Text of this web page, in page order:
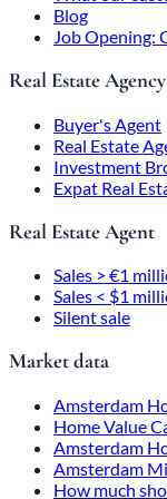
Blog
Job Opening:
Real Estate Agency
Buyer's Agent
Real Estate
Investment
Expat Real
Real Estate Agent
Sales > €1
Sales < $1
Silent sale
Market data
Amsterdam
Home Value
Amsterdam
Amsterdam
How much